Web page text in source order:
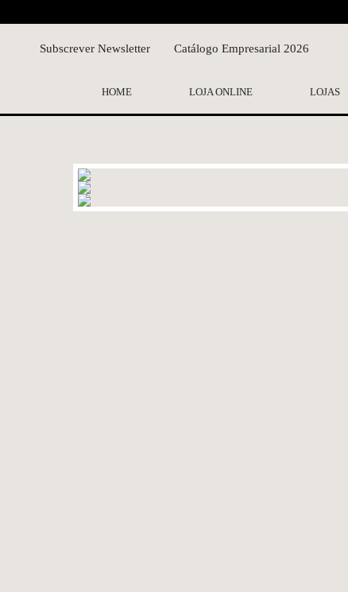
Subscrever Newsletter Catálogo Empresarial 2026
HOME LOJA ONLINE LOJAS